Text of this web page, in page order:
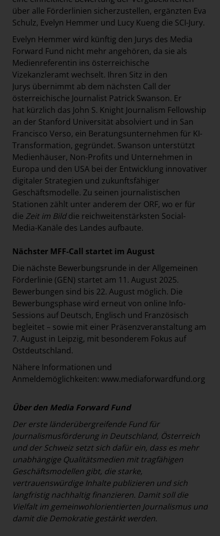
über alle Förderlinien sicherzustellen, ergänzten Eva
Schulz, Evelyn Hemmer und Lucy Kueng die SCI-Jury.
Evelyn Hemmer wird künftig den Jurys des Media
Forward Fund nicht mehr angehören, da sie als
Medienreferentin ins österreichische
Vizekanzleramt wechselt. Ihren Sitz in den
Jurys übernimmt ab dem nächsten Call der
österreichische Journalist Patrick Swanson. Er
hat kürzlich das John S. Knight Journalism Fellowship
an der Stanford Universität absolviert und in San
Francisco Verso, ein Beratungsunternehmen für KI-
Transformation, gegründet. Swanson unterstützt
Medienhäuser, Non-Profits und Unternehmen in
Europa und den USA bei der Entwicklung innovativer
digitaler Strategien und zukunftsfähiger
Geschäftsmodelle. Zu seinen journalistischen
Stationen zählt unter anderem der ORF, wo er für
die Zeit im Bilddie reichweitenstärksten Social-
Media-Kanäle des Landes aufbaute.
Nächster MFF-Call startet im August
Die nächste Bewerbungsrunde in der Allgemeinen
Förderlinie (GEN) startet am 11. August 2025.
Bewerbungen sind bis 22. August möglich. Die
Bewerbungsphase wird erneut von online Info-
Sessions auf Deutsch, Englisch und Französisch
begleitet – sowie mit einer Präsenzveranstaltung am
7. August in Leipzig, mit besonderem Fokus auf
Ostdeutschland.
Nähere Informationen und
Anmeldemöglichkeiten: www.mediaforwardfund.org
Über den Media Forward Fund
Der erste länderübergreifende Fund für
Journalismusförderung in Deutschland, Österreich
und der Schweiz setzt sich dafür ein, dass es mehr
unabhängige Qualitätsmedien mit tragfähigen
Geschäftsmodellen gibt, die starke,
vertrauenswürdige Inhalte publizieren und sich
langfristig nachhaltig finanzieren. Damit soll die
Vielfalt im gemeinwohlorientierten Journalismus und
damit die Demokratie gestärkt werden.